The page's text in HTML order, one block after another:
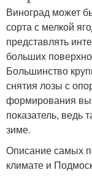
Виноград может
сорта с мелкой
представлять
больших
Большинство
снятия лозы с
формирования
показатель, ведь
зиме.
Описание самых
климате и